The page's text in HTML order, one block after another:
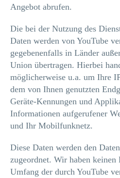
Angebot abrufen.
Die bei der Nutzung des
Daten werden von YouTube
gegebenenfalls in Länder
Union übertragen. Hierbei
möglicherweise u.a. um Ihre
dem von Ihnen genutzten
Geräte-Kennungen und
Informationen aufgerufener
und Ihr Mobilfunknetz.
Diese Daten werden den
zugeordnet. Wir haben
Umfang der durch YouTube